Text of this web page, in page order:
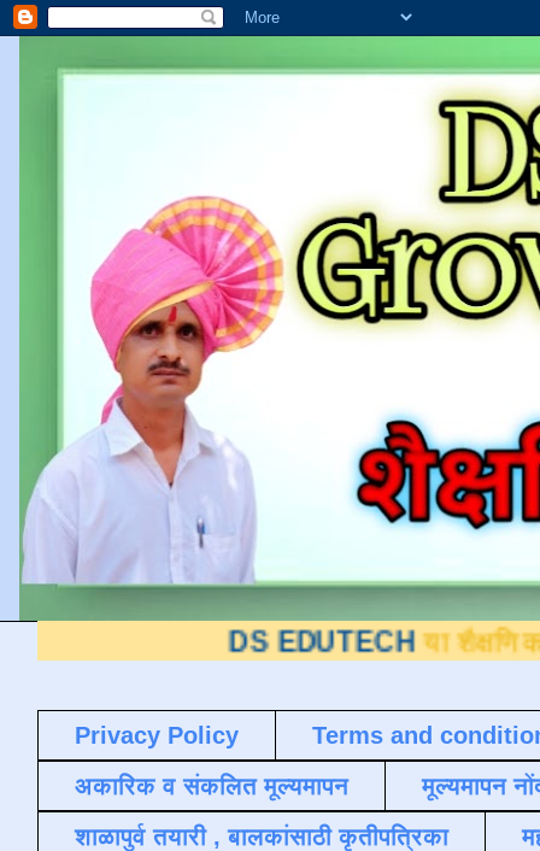
DS EDUTECH या शैक्षणिक ब्लॉगवर
Privacy Policy
Terms and
अकारिक व संकलित मूल्यमापन
मूल्यमापन
शाळापुर्व तयारी , बालकांसाठी कृतीपत्रिका